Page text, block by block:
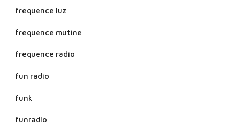
frequence luz
frequence mutine
frequence radio
fun radio
funk
funradio